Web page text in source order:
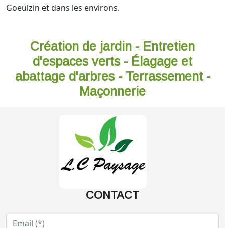
Goeulzin et dans les environs.
Création de jardin - Entretien
d'espaces verts - Élagage et
abattage d'arbres - Terrassement -
Maçonnerie
CONTACT